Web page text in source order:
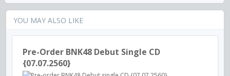
YOU MAY ALSO LIKE
Pre-Order BNK48 Debut Single CD
{07.07.2560}